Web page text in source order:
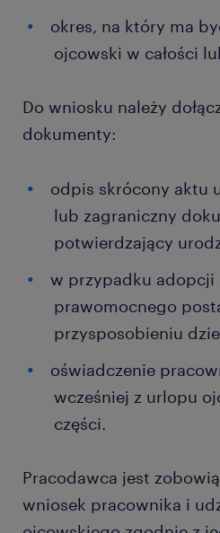
okres, na który ma
ojcowski w całości
Do wniosku należy
dokumenty:
odpis skrócony aktu
lub zagraniczny
potwierdzający
w przypadku adopcji
prawomocnego
przysposobieniu
oświadczenie
wcześniej z urlopu
części.
Pracodawca jest
wniosek pracownika i